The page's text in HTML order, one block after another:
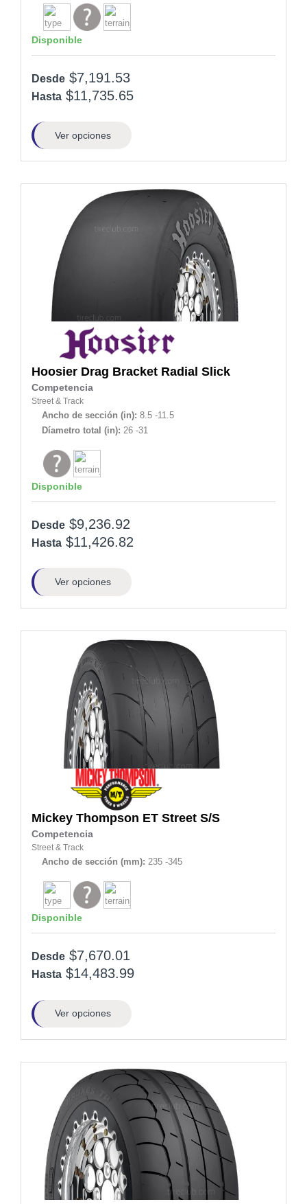
Disponible
Desde $7,191.53
Hasta $11,735.65
Ver opciones
Hoosier Drag Bracket Radial Slick
Competencia
Street & Track
Ancho de sección (in): 8.5 -11.5
Díametro total (in): 26 -31
Disponible
Desde $9,236.92
Hasta $11,426.82
Ver opciones
Mickey Thompson ET Street S/S
Competencia
Street & Track
Ancho de sección (mm): 235 -345
Disponible
Desde $7,670.01
Hasta $14,483.99
Ver opciones